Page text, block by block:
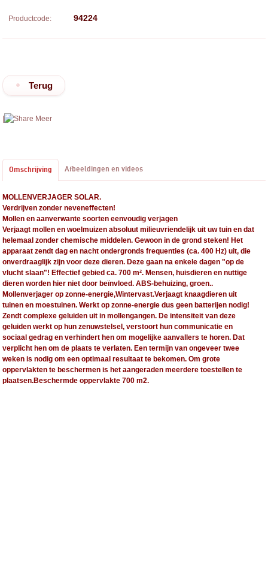
Productcode: 94224
Terug
Meer
Omschrijving Afbeeldingen en videos
MOLLENVERJAGER SOLAR.
Verdrijven zonder neveneffecten!
Mollen en aanverwante soorten eenvoudig verjagen
Verjaagt mollen en woelmuizen absoluut milieuvriendelijk uit uw tuin en dat
helemaal zonder chemische middelen. Gewoon in de grond steken! Het
apparaat zendt dag en nacht ondergronds frequenties (ca. 400 Hz) uit, die
onverdraaglijk zijn voor deze dieren. Deze gaan na enkele dagen "op de
vlucht slaan"! Effectief gebied ca. 700 m². Mensen, huisdieren en nuttige
dieren worden hier niet door beïnvloed. ABS-behuizing, groen..
Mollenverjager op zonne-energie,Wintervast.Verjaagt knaagdieren uit
tuinen en moestuinen. Werkt op zonne-energie dus geen batterijen nodig!
Zendt complexe geluiden uit in mollengangen. De intensiteit van deze
geluiden werkt op hun zenuwstelsel, verstoort hun communicatie en
sociaal gedrag en verhindert hen om mogelijke aanvallers te horen. Dat
verplicht hen om de plaats te verlaten. Een termijn van ongeveer twee
weken is nodig om een optimaal resultaat te bekomen. Om grote
oppervlakten te beschermen is het aangeraden meerdere toestellen te
plaatsen.Beschermde oppervlakte 700 m2.